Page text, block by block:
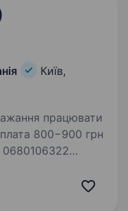
Київ,
800−900 грн
0680106322